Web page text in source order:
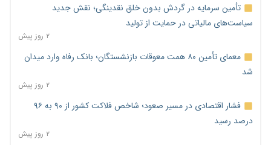
تأمین سرمایه در گردش بدون خلق نقدینگی؛ نقش جدید
سیاست‌های مالیاتی در حمایت از تولید
۲ روز پیش
معمای تأمین ۸۰ همت معوقات بازنشستگان؛ بانک رفاه وارد میدان
شد
۲ روز پیش
فشار اقتصادی در مسیر صعود؛ شاخص فلاکت کشور از ۹۰ به ۹۶
درصد رسید
۲ روز پیش